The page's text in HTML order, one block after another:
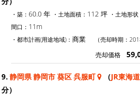
・築： 60.0 年 ・土地面積： 112 坪 ・土地形状
間口： 11m
・都市計画(用途地域)： 商業 （売却時期：
売却価格
9. 静岡県 静岡市 葵区 呉服町 （JR東海
分）